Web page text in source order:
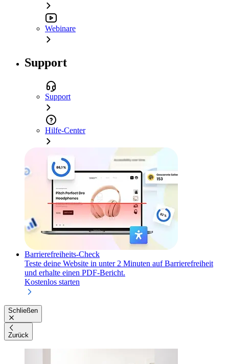
Webinare
Support
Support
Hilfe-Center
Barrierefreiheits-Check
Teste deine Website in unter 2 Minuten auf Barrierefreiheit
und erhalte einen PDF-Bericht.
Kostenlos starten
Schließen
Zurück